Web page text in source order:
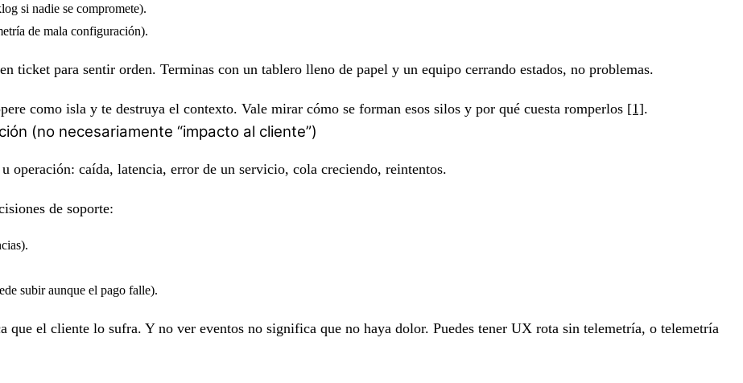
si nadie se compromete).
de mala configuración).
ticket para sentir orden. Terminas con un tablero lleno de papel y un equipo cerrando estados, no problemas.
como isla y te destruya el contexto. Vale mirar cómo se forman esos silos y por qué cuesta romperlos [1].
(no necesariamente “impacto al cliente”)
operación: caída, latencia, error de un servicio, cola creciendo, reintentos.
de soporte:
subir aunque el pago falle).
que el cliente lo sufra. Y no ver eventos no significa que no haya dolor. Puedes tener UX rota sin telemetría, o telemetría